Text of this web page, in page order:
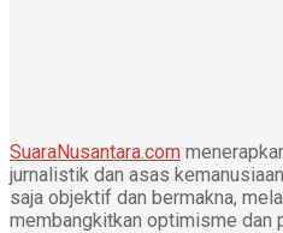
SuaraNusantara.com
jurnalistik dan asas
saja objektif dan bermakna,
membangkitkan optimisme dan